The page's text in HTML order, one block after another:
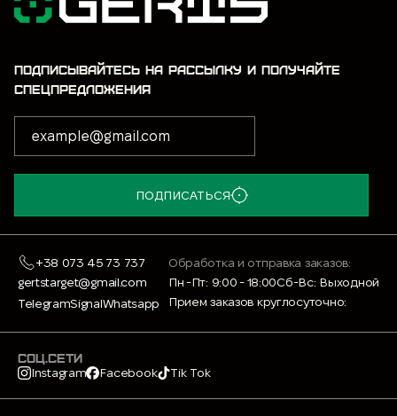
+38 073 45 73 737
gertstarget@gmail.com
TelegramSignalWhatsapp
Обработка и отправка заказов:
Пн -Пт: 9:00 - 18:00Сб-Вс: Выходной
Прием заказов круглосуточно:
СОЦ.СЕТИ
Instagram
Facebook Tik Tok
ПОДПИСЫВАЙТЕСЬ НА РАССЫЛКУ И ПОЛУЧАЙТЕ
СПЕЦПРЕДЛОЖЕНИЯ
ПОДПИСАТЬСЯ